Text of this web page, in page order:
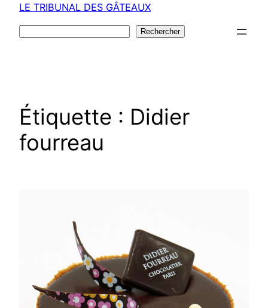
LE TRIBUNAL DES GÂTEAUX
Rechercher
Étiquette : Didier
fourreau